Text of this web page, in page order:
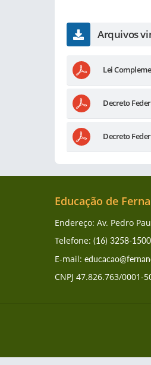
Arquivos
Lei
Decreto
Decreto
Educação de
Endereço: Av. Pedro
Telefone: (16) 3258-1500
E-mail:
CNPJ 47.826.763/0001-